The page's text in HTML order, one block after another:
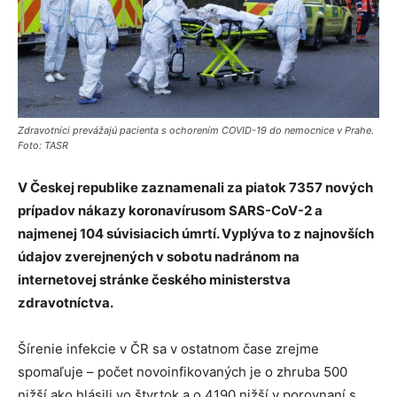
Zdravotníci prevážajú pacienta s ochorením COVID-19 do nemocnice v Prahe.
Foto: TASR
V Českej republike zaznamenali za piatok 7357 nových
prípadov nákazy koronavírusom SARS-CoV-2 a
najmenej 104 súvisiacich úmrtí. Vyplýva to z najnovších
údajov zverejnených v sobotu nadránom na
internetovej stránke českého ministerstva
zdravotníctva.
Šírenie infekcie v ČR sa v ostatnom čase zrejme
spomaľuje – počet novoinfikovaných je o zhruba 500